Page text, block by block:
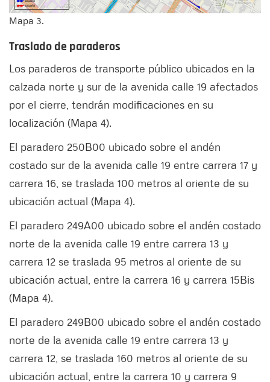
Mapa 3.
Traslado de paraderos
Los paraderos de transporte público ubicados en la
calzada norte y sur de la avenida calle 19 afectados
por el cierre, tendrán modificaciones en su
localización (Mapa 4).
El paradero 250B00 ubicado sobre el andén
costado sur de la avenida calle 19 entre carrera 17 y
carrera 16, se traslada 100 metros al oriente de su
ubicación actual (Mapa 4).
El paradero 249A00 ubicado sobre el andén costado
norte de la avenida calle 19 entre carrera 13 y
carrera 12 se traslada 95 metros al oriente de su
ubicación actual, entre la carrera 16 y carrera 15Bis
(Mapa 4).
El paradero 249B00 ubicado sobre el andén costado
norte de la avenida calle 19 entre carrera 13 y
carrera 12, se traslada 160 metros al oriente de su
ubicación actual, entre la carrera 10 y carrera 9